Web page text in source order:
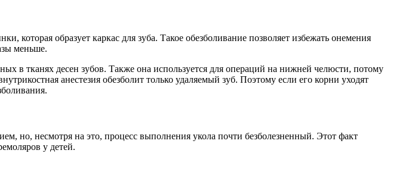
которая образует каркас для зуба. Такое обезболивание позволяет избежать онемения
меньше.
в тканях десен зубов. Также она используется для операций на нижней челюсти, потому
анестезия обезболит только удаляемый зуб. Поэтому если его корни уходят
но, несмотря на это, процесс выполнения укола почти безболезненный. Этот факт
у детей.